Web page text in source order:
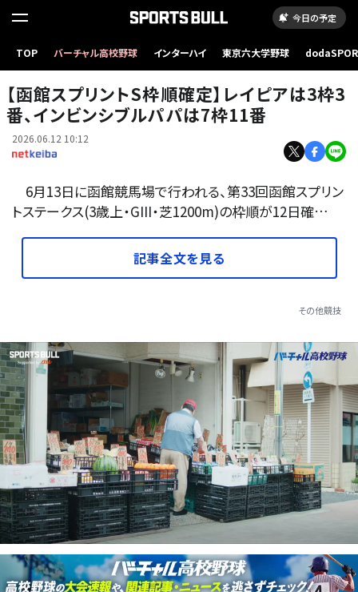
今日の予定
TOP バーチャル高校野球 インターハイ 東京六大学野球
レイピアは3枠3番(撮影：下野雄規)
【函館スプリントS枠順確定】レイピアは3枠3
番、インビンシブルパパは7枠11番
2026.06.12 10:12
6月13日に函館競馬場で行われる、第33回函館スプリン
トステークス(3歳上・GIII・芝1200m)の枠順が12日確…
記事全文を見る
その他競技